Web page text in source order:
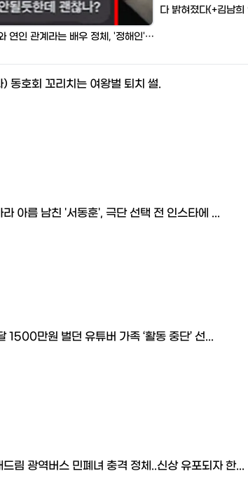
"유흥업소 단골손님"... 이선균 마담 김남희의 친언니와 연인 관계라는 배우 정체, '정해인'이었다...충격
다 밝혀졌다(+김남희
) 동호회 꼬리치는 여왕벌 퇴치 썰.
라 아름 남친 '서동훈', 극단 선택 전 인스타에 ...
1500만원 벌던 유튜버 가족 ‘활동 중단’ 선...
드림 광역버스 민폐녀 충격 정체..신상 유포되자 한...